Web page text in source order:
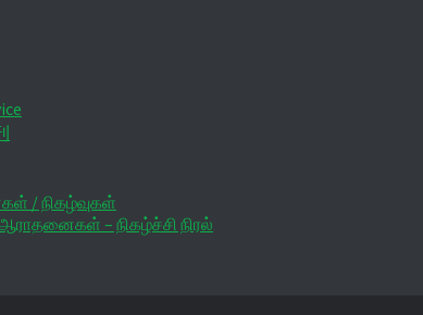
/ நிகழ்வுகள்
ஆராதனைகள் – நிகழ்ச்சி நிரல்